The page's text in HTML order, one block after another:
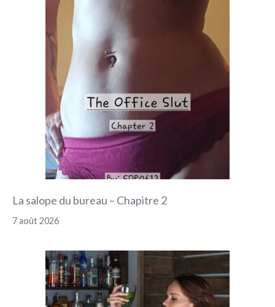
La salope du bureau – Chapitre 2
7 août 2026